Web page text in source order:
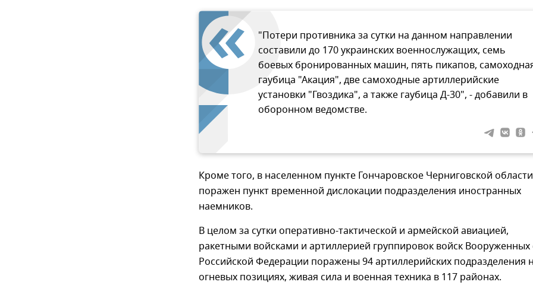
"Потери противника за сутки на данном направлении
составили до 170 украинских военнослужащих, семь
боевых бронированных машин, пять пикапов,
гаубица "Акация", две самоходные артиллерийские
установки "Гвоздика", а также гаубица Д-30", - добавили в
оборонном ведомстве.
Кроме того, в населенном пункте Гончаровское Черниговской области
поражен пункт временной дислокации подразделения иностранных
наемников.
В целом за сутки оперативно-тактической и армейской авиацией,
ракетными войсками и артиллерией группировок войск Вооруженных
Российской Федерации поражены 94 артиллерийских подразделения
огневых позициях, живая сила и военная техника в 117 районах.